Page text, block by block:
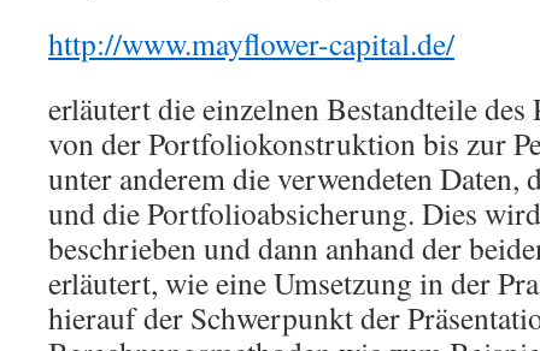
http://www.mayflower-capital.de/
erläutert die einzelnen Bestandteile
von der Portfoliokonstruktion bis zur
unter anderem die verwendeten Daten,
und die Portfolioabsicherung. Dies
beschrieben und dann anhand der
erläutert, wie eine Umsetzung in der
hierauf der Schwerpunkt der